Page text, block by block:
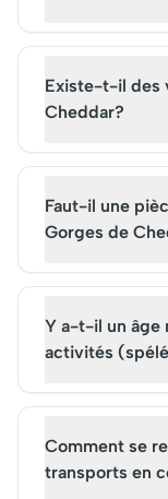
Existe-t-il des
Cheddar?
Faut-il une
Gorges de
Y a-t-il un âge
activités
Comment se
transports en